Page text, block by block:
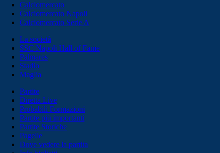
Calciomercato
Calciomercato Napoli
Calciomercato Serie A
La società
SSC Napoli Hall of Fame
Palmares
Stadio
Maglia
Partite
Diretta Live
Probabili Formazioni
Partite più importanti
Partite Storiche
Pagelle
Dove vedere la partita